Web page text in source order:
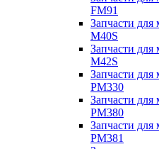
FM91
Запчасти для
M40S
Запчасти для
M42S
Запчасти для
PM330
Запчасти для
PM380
Запчасти для
PM381